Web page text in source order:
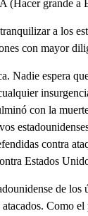
(Hacer grande a
a los
con mayor
Nadie espera
con la
contra
Estados
de los
atacados. Como